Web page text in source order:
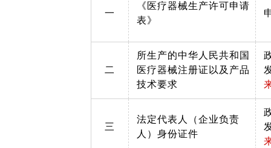
一
《医疗器械生产许可申请
表》
二
所生产的中华人民共和国
医疗器械注册证以及产品
技术要求
三
法定代表人（企业负责
人）身份证件